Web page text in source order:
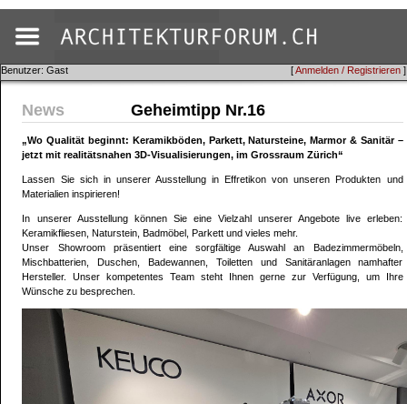
[Anmelden / Registrieren ]
Benutzer: Gast
News Geheimtipp Nr.16
„Wo Qualität beginnt: Keramikböden, Parkett, Natursteine, Marmor & Sanitär –
jetzt mit realitätsnahen 3D‑Visualisierungen, im Grossraum Zürich“
Lassen Sie sich in unserer Ausstellung in Effretikon von unseren Produkten und
Materialien inspirieren!
In unserer Ausstellung können Sie eine Vielzahl unserer Angebote live erleben:
Keramikfliesen, Naturstein, Badmöbel, Parkett und vieles mehr.
Unser Showroom präsentiert eine sorgfältige Auswahl an Badezimmermöbeln,
Mischbatterien, Duschen, Badewannen, Toiletten und Sanitäranlagen namhafter
Hersteller. Unser kompetentes Team steht Ihnen gerne zur Verfügung, um Ihre
Wünsche zu besprechen.